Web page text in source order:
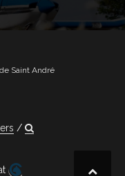
Saint André